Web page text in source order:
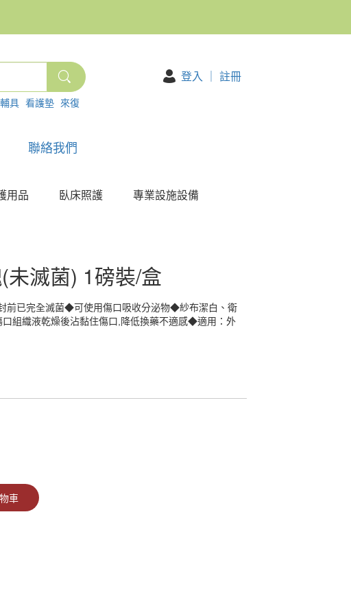
輔具 看護墊 來復
登入 ｜ 註冊
聯絡我們
用品 臥床照護 專業設施設備
滅菌) 1磅裝/盒
已完全滅菌◆可使用傷口吸收分泌物◆紗布潔白、衛
組織液乾燥後沾黏住傷口,降低換藥不適感◆適用：外
車